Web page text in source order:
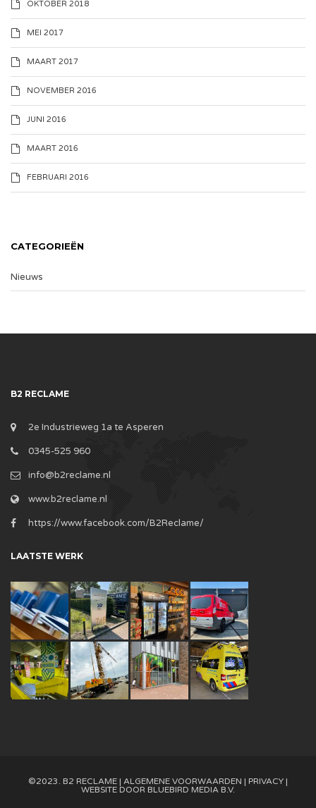
OKTOBER 2018
MEI 2017
MAART 2017
NOVEMBER 2016
JUNI 2016
MAART 2016
FEBRUARI 2016
CATEGORIEËN
Nieuws
B2 RECLAME
2e Industrieweg 1a te Asperen
0345-525 960
info@b2reclame.nl
www.b2reclame.nl
https://www.facebook.com/B2Reclame/
LAATSTE WERK
©2023. B2 RECLAME | ALGEMENE VOORWAARDEN | PRIVACY |
WEBSITE DOOR BLUEBIRD MEDIA B.V.